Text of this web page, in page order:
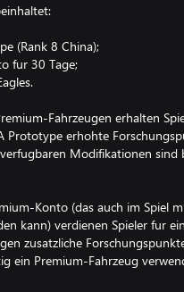
(Rank 8 China);
fur 30 Tage;
Fahrzeugen erhalten
Prototype erhohte
Modifikationen sind
Konto (das auch im Spiel
kann) verdienen Spieler fur
zusatzliche
ein Premium-Fahrzeug